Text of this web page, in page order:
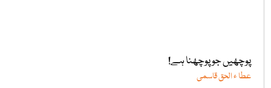
پوچھیں جو پوچھنا ہے!
عطا ء الحق قاسمی